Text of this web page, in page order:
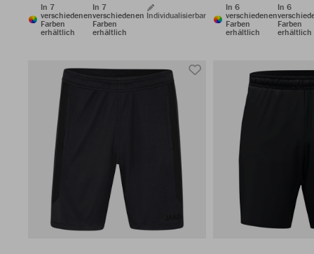
In 7
verschiedenen
Farben
erhältlich
In 7
verschiedenen
Farben
erhältlich
Individualisierbar
In 6
verschiedenen
Farben
erhältlich
In 6
Farben
erhältlich